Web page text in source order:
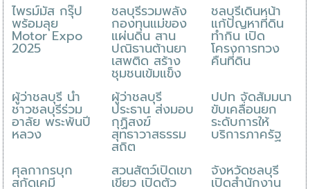
ไพรม์มัส กรุ๊ป
พร้อมลุย
Motor Expo
2025
ชลบุรีรวมพลัง
กองทุนแม่ของ
แผ่นดิน สาน
ปณิธานต้านยา
เสพติด สร้าง
ชุมชนเข้มแข็ง
ชลบุรีเดินหน้า
แก้ปัญหาที่ดิน
ทำกิน เปิด
โครงการทวง
คืนที่ดิน
ผู้ว่าชลบุรี นำ
ชาวชลบุรีร่วม
อาลัย พระพันปี
หลวง
ผู้ว่าชลบุรี
ประธาน ส่งมอบ
กุฏิสงฆ์
สุทธาวาสธรรม
สถิต
ปปท จัดสัมมนา
ขับเคลื่อนยก
ระดับการให้
บริการภาครัฐ
ศุลกากรบุก
สกัดเคมี
สวนสัตว์เปิดเขา
เขียว เปิดตัว
จังหวัดชลบุรี
เปิดสำนักงาน